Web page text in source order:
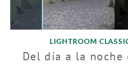
LIGHTROOM
Del día a la noche